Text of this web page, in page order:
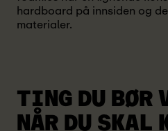
hardboard på innsiden og
materialer.
TING DU BØR
NÅR DU SKAL